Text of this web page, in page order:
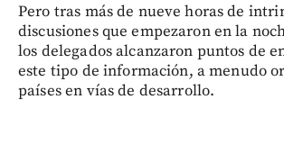
Pero tras más de nueve horas de
discusiones que empezaron en la
los delegados alcanzaron puntos de
este tipo de información, a menudo
países en vías de desarrollo.